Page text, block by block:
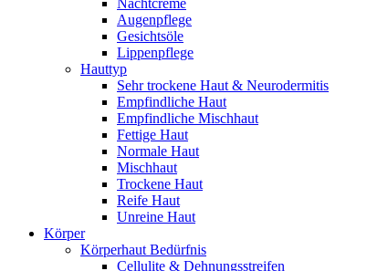
Augenpflege
Gesichtsöle
Lippenpflege
Hauttyp
Sehr trockene Haut & Neurodermitis
Empfindliche Haut
Empfindliche Mischhaut
Fettige Haut
Normale Haut
Mischhaut
Trockene Haut
Reife Haut
Unreine Haut
Körper
Körperhaut Bedürfnis
Cellulite & Dehnungsstreifen